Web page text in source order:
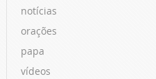
notícias
orações
papa
vídeos